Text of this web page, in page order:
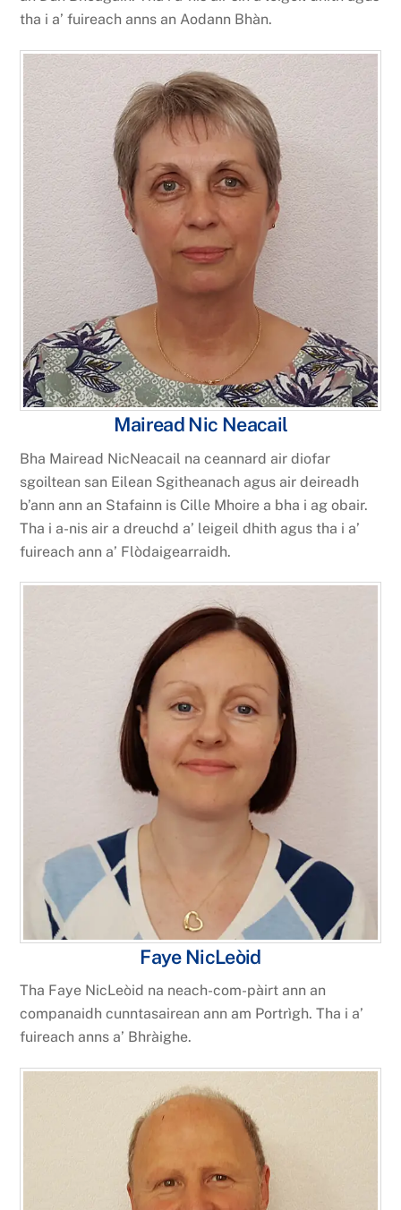
tha i a’ fuireach anns an Aodann Bhàn.
Mairead Nic Neacail
Bha Mairead NicNeacail na ceannard air diofar
sgoiltean san Eilean Sgitheanach agus air deireadh
b’ann ann an Stafainn is Cille Mhoire a bha i ag obair.
Tha i a-nis air a dreuchd a’ leigeil dhith agus tha i a’
fuireach ann a’ Flòdaigearraidh.
Faye NicLeòid
Tha Faye NicLeòid na neach-com-pàirt ann an
companaidh cunntasairean ann am Portrìgh. Tha i a’
fuireach anns a’ Bhràighe.